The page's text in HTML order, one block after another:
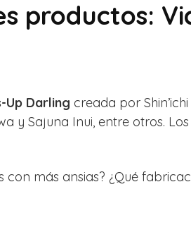
productos:
Up Darling creada por
y Sajuna Inui, entre otros.
más ansias? ¿Qué